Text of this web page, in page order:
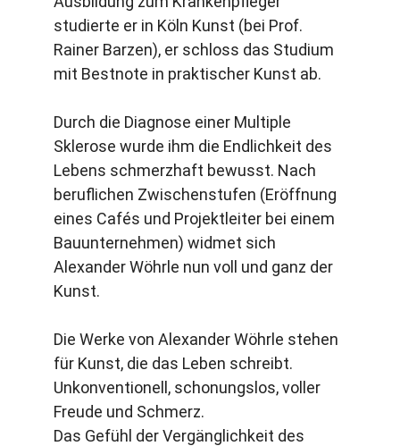
studierte er in Köln Kunst (bei Prof.
Rainer Barzen), er schloss das Studium
mit Bestnote in praktischer Kunst ab.
Durch die Diagnose einer Multiple
Sklerose wurde ihm die Endlichkeit des
Lebens schmerzhaft bewusst. Nach
beruflichen Zwischenstufen (Eröffnung
eines Cafés und Projektleiter bei einem
Bauunternehmen) widmet sich
Alexander Wöhrle nun voll und ganz der
Kunst.
Die Werke von Alexander Wöhrle stehen
für Kunst, die das Leben schreibt.
Unkonventionell, schonungslos, voller
Freude und Schmerz.
Das Gefühl der Vergänglichkeit des